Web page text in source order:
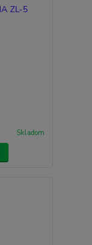
Skladom